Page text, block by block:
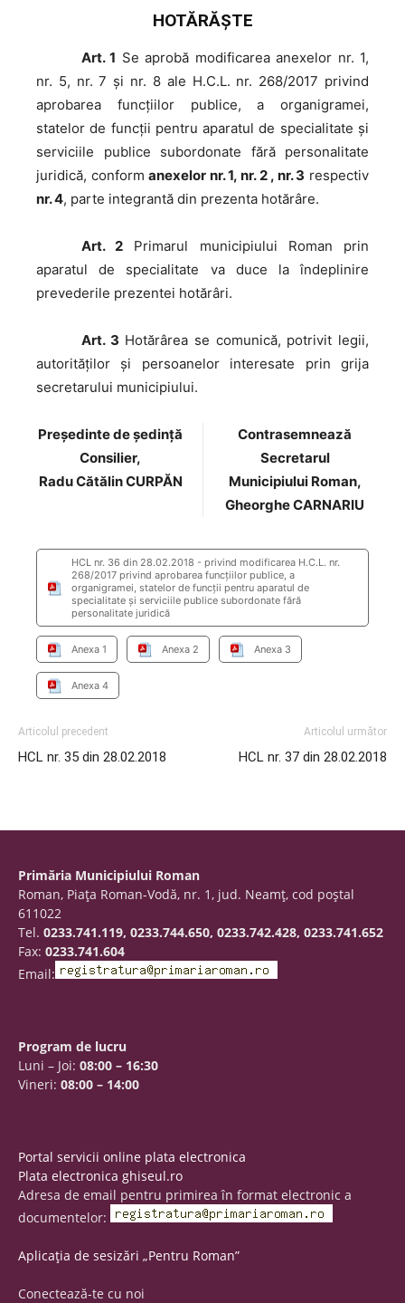
HOTĂRĂŞTE
Art. 1 Se aprobă modificarea anexelor nr. 1,
nr. 5, nr. 7 şi nr. 8 ale H.C.L. nr. 268/2017 privind
aprobarea funcţiilor publice, a organigramei,
statelor de funcţii pentru aparatul de specialitate şi
serviciile publice subordonate fără personalitate
juridică, conformanexelor nr. 1, nr. 2 , nr. 3 respectiv
nr. 4, parte integrantă din prezenta hotărâre.
Art. 2 Primarul municipiului Roman prin
aparatul de specialitate va duce la îndeplinire
prevederile prezentei hotărâri.
Art. 3 Hotărârea se comunică, potrivit legii,
autorităţilor şi persoanelor interesate prin grija
secretarului municipiului.
Preşedinte de şedinţă
Consilier,
Radu Cătălin CURPĂN
Contrasemnează
Secretarul
Municipiului Roman,
Gheorghe CARNARIU
HCL nr. 36 din 28.02.2018 - privind modificarea H.C.L. nr.
268/2017 privind aprobarea funcţiilor publice, a
organigramei, statelor de funcţii pentru aparatul de
specialitate şi serviciile publice subordonate fără
personalitate juridică
Anexa 1 Anexa 2 Anexa 3
Anexa 4
Articolul precedent
HCL nr. 35 din 28.02.2018
Articolul următor
HCL nr. 37 din 28.02.2018
Primăria Municipiului Roman
Roman, Piaţa Roman-Vodă, nr. 1, jud. Neamţ, cod poştal
611022
Tel. 0233.741.119, 0233.744.650, 0233.742.428, 0233.741.652
Fax: 0233.741.604
Email:
Program de lucru
Luni – Joi: 08:00 – 16:30
Vineri: 08:00 – 14:00
Portal servicii online plata electronica
Plata electronica ghiseul.ro
Adresa de email pentru primirea în format electronic a
documentelor:
Aplicația de sesizări „Pentru Roman”
Conectează-te cu noi